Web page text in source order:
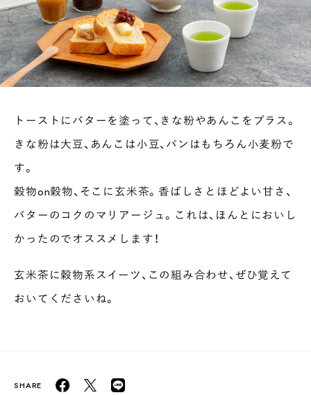
トーストにバターを塗って、きな粉やあんこをプラス。
きな粉は大豆、あんこは小豆、パンはもちろん小麦粉で
す。
穀物on穀物、そこに玄米茶。香ばしさとほどよい甘さ、
バターのコクのマリアージュ。これは、ほんとにおいし
かったのでオススメします！
玄米茶に穀物系スイーツ、この組み合わせ、ぜひ覚えて
おいてくださいね。